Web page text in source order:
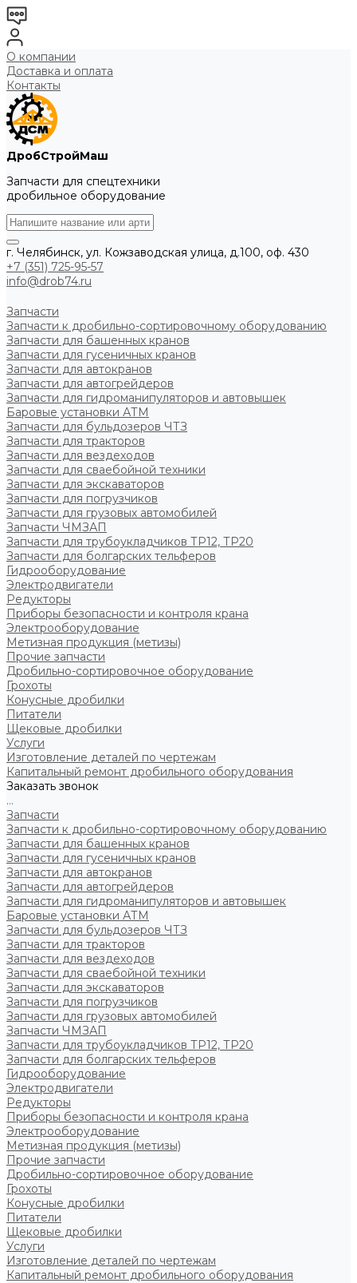
О компании
Доставка и оплата
Контакты
ДробСтройМаш
Запчасти для спецтехники
дробильное оборудование
г. Челябинск, ул. Кожзаводская улица, д.100, оф. 430
+7 (351) 725-95-57
info@drob74.ru
Запчасти
Запчасти к дробильно-сортировочному оборудованию
Запчасти для башенных кранов
Запчасти для гусеничных кранов
Запчасти для автокранов
Запчасти для автогрейдеров
Запчасти для гидроманипуляторов и автовышек
Баровые установки АТМ
Запчасти для бульдозеров ЧТЗ
Запчасти для тракторов
Запчасти для вездеходов
Запчасти для сваебойной техники
Запчасти для экскаваторов
Запчасти для погрузчиков
Запчасти для грузовых автомобилей
Запчасти ЧМЗАП
Запчасти для трубоукладчиков ТР12, ТР20
Запчасти для болгарских тельферов
Гидрооборудование
Электродвигатели
Редукторы
Приборы безопасности и контроля крана
Электрооборудование
Метизная продукция (метизы)
Прочие запчасти
Дробильно-сортировочное оборудование
Грохоты
Конусные дробилки
Питатели
Щековые дробилки
Услуги
Изготовление деталей по чертежам
Капитальный ремонт дробильного оборудования
Заказать звонок
...
Запчасти
Запчасти к дробильно-сортировочному оборудованию
Запчасти для башенных кранов
Запчасти для гусеничных кранов
Запчасти для автокранов
Запчасти для автогрейдеров
Запчасти для гидроманипуляторов и автовышек
Баровые установки АТМ
Запчасти для бульдозеров ЧТЗ
Запчасти для тракторов
Запчасти для вездеходов
Запчасти для сваебойной техники
Запчасти для экскаваторов
Запчасти для погрузчиков
Запчасти для грузовых автомобилей
Запчасти ЧМЗАП
Запчасти для трубоукладчиков ТР12, ТР20
Запчасти для болгарских тельферов
Гидрооборудование
Электродвигатели
Редукторы
Приборы безопасности и контроля крана
Электрооборудование
Метизная продукция (метизы)
Прочие запчасти
Дробильно-сортировочное оборудование
Грохоты
Конусные дробилки
Питатели
Щековые дробилки
Услуги
Изготовление деталей по чертежам
Капитальный ремонт дробильного оборудования